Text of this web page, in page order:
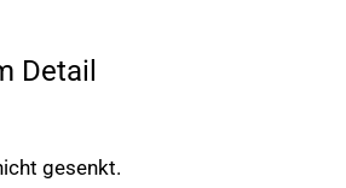
Detail
gesenkt.